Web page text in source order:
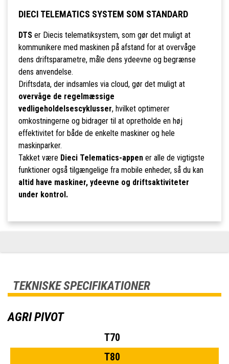
DIECI TELEMATICS SYSTEM SOM STANDARD
DTSer Diecis telematiksystem, som gør det muligt at
kommunikere med maskinen på afstand for at overvåge
dens driftsparametre, måle dens ydeevne og begrænse
dens anvendelse.
Driftsdata, der indsamles via cloud, gør det muligt at
overvåge de regelmæssige
vedligeholdelsescyklusser, hvilket optimerer
omkostningerne og bidrager til at opretholde en høj
effektivitet for både de enkelte maskiner og hele
maskinparker.
Takket være Dieci Telematics-appener alle de vigtigste
funktioner også tilgængelige fra mobile enheder, så du kan
altid have maskiner, ydeevne og driftsaktiviteter
under kontrol.
TEKNISKE SPECIFIKATIONER
AGRI PIVOT
T70
T80